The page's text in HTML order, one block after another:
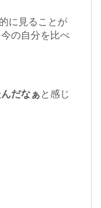
に見ることが
の自分を比べ
だなぁと感じ